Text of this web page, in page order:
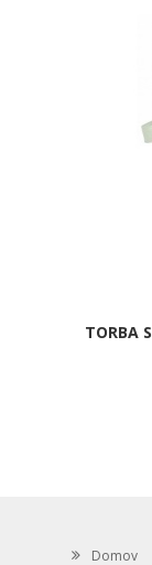
TORBA
Domov